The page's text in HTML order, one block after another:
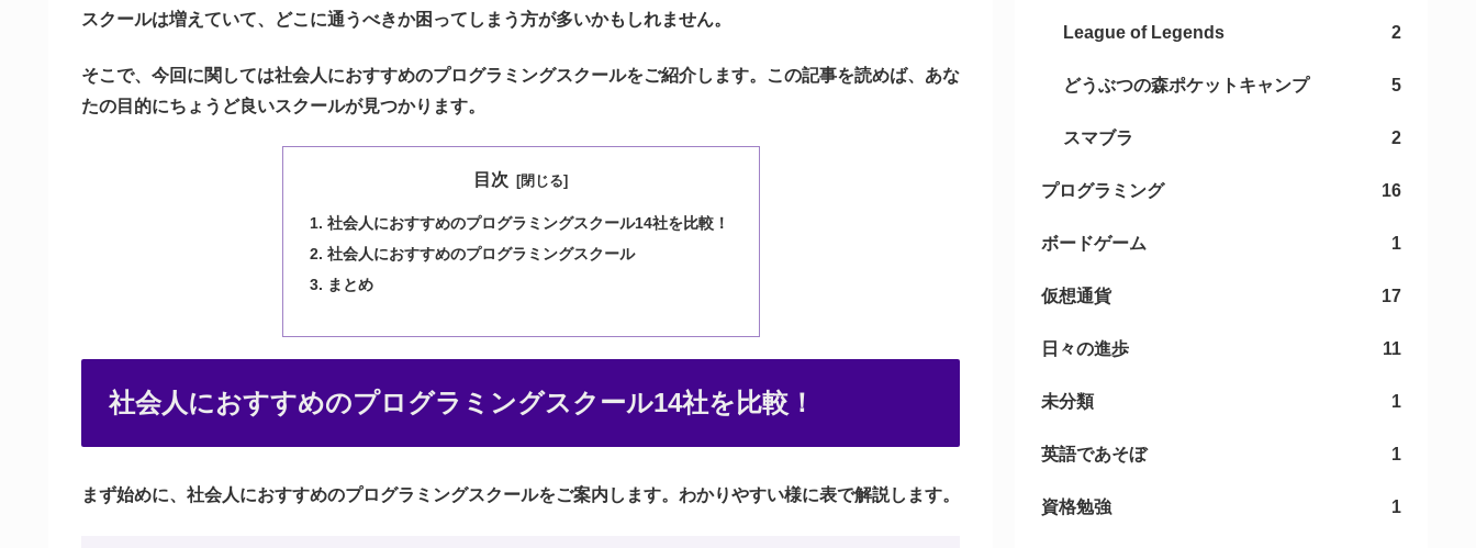
スクールは増えていて、どこに通うべきか困ってしまう方が多いかもしれません。
そこで、今回に関しては社会人におすすめのプログラミングスクールをご紹介します。この記事を読めば、あな
たの目的にちょうど良いスクールが見つかります。
目次
社会人におすすめのプログラミングスクール14社を比較！
社会人におすすめのプログラミングスクール
まとめ
社会人におすすめのプログラミングスクール14社を比較！
まず始めに、社会人におすすめのプログラミングスクールをご案内します。わかりやすい様に表で解説します。
League of Legends 2
どうぶつの森ポケットキャンプ 5
スマブラ 2
プログラミング 16
ボードゲーム 1
仮想通貨 17
日々の進歩 11
未分類 1
英語であそぼ 1
資格勉強 1